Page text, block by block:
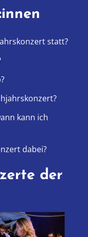
statt?
kann ich
dabei?
der